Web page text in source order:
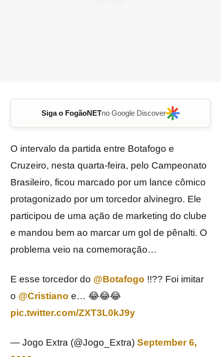
Siga o FogãoNETno Google Discover
O intervalo da partida entre Botafogo e
Cruzeiro, nesta quarta-feira, pelo Campeonato
Brasileiro, ficou marcado por um lance cômico
protagonizado por um torcedor alvinegro. Ele
participou de uma ação de marketing do clube
e mandou bem ao marcar um gol de pênalti. O
problema veio na comemoração…
E esse torcedor do @Botafogo !!?? Foi imitar
o @Cristiano e… 😂😂😂
pic.twitter.com/ZXT3L0kJ9y
— Jogo Extra (@Jogo_Extra) September 6,